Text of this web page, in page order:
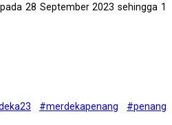
28 September 2023 sehingga 1
#merdekapenang
#penang